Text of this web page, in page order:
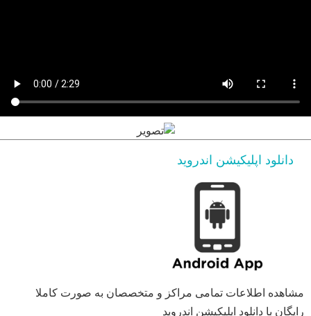
دانلود اپلیکیشن اندروید
مشاهده اطلاعات تمامی مراکز و متخصصان به صورت کاملا
رایگان با دانلود اپلیکیشن اندروید